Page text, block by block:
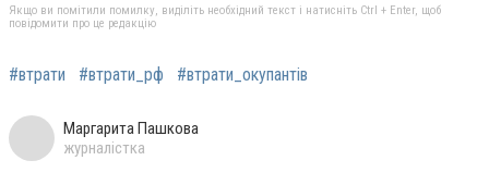
Якщо ви помітили помилку, виділіть необхідний текст і натисніть Ctrl + Enter, щоб
повідомити про це редакцію
#втрати #втрати_рф #втрати_окупантів
Маргарита Пашкова
журналістка